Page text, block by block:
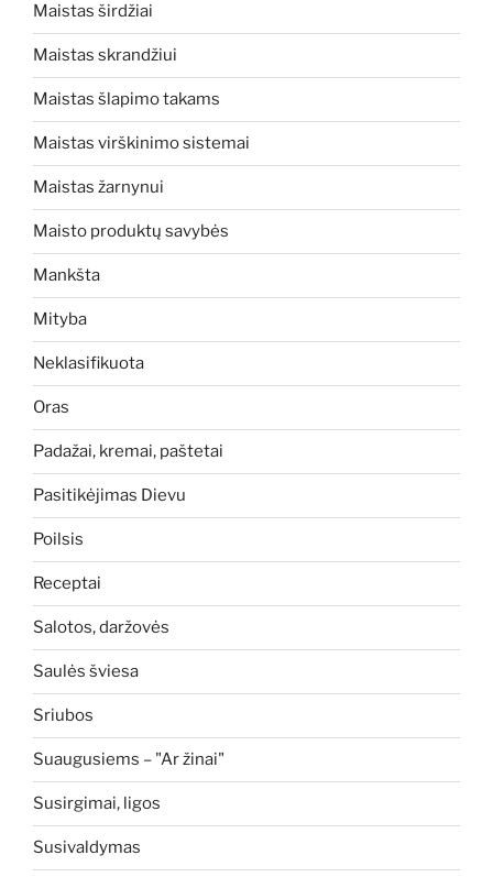
Maistas širdžiai
Maistas skrandžiui
Maistas šlapimo takams
Maistas virškinimo sistemai
Maistas žarnynui
Maisto produktų savybės
Mankšta
Mityba
Neklasifikuota
Oras
Padažai, kremai, paštetai
Pasitikėjimas Dievu
Poilsis
Receptai
Salotos, daržovės
Saulės šviesa
Sriubos
Suaugusiems – "Ar žinai"
Susirgimai, ligos
Susivaldymas